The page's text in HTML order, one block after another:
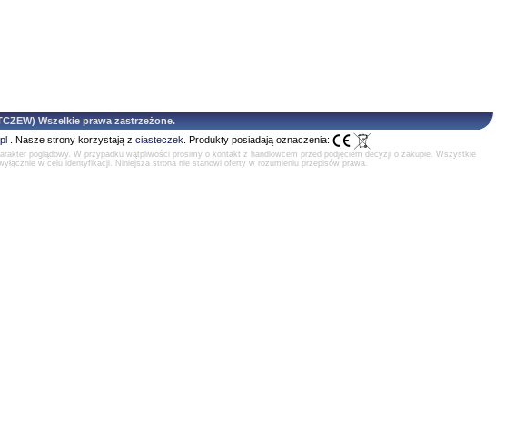
Wszelkie prawa zastrzeżone.
. Nasze strony korzystają z ciasteczek . Produkty posiadają oznaczenia:
poglądowy. W przypadku wątpliwości prosimy o kontakt z handlowcem przed podjęciem decyzji o zakupie. Wszystkie
w celu identyfikacji. Niniejsza strona nie stanowi oferty w rozumieniu przepisów prawa.